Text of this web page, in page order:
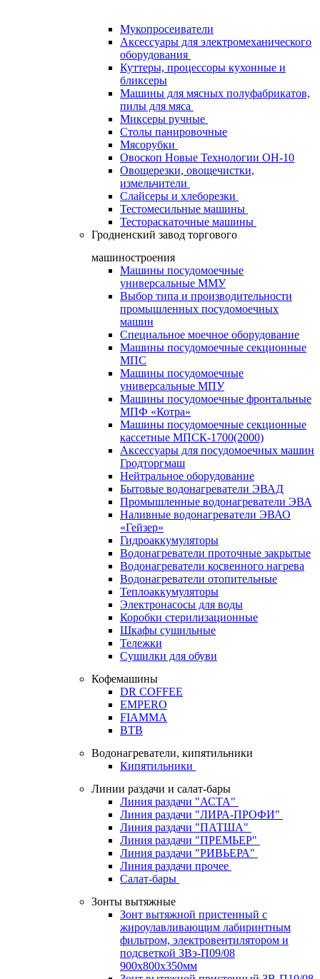
Мукопросеиватели
Аксессуары для электромеханического
оборудования
Куттеры, процессоры кухонные и
бликсеры
Машины для мясных полуфабрикатов,
пилы для мяса
Миксеры ручные
Столы панировочные
Мясорубки
Овоскоп Новые Технологии ОН-10
Овощерезки, овощечистки,
измельчители
Слайсеры и хлеборезки
Тестомесильные машины
Тестораскаточные машины
Гродненский завод торгового
машиностроения
Машины посудомоечные
универсальные ММУ
Выбор типа и производительности
промышленных посудомоечных
машин
Специальное моечное оборудование
Машины посудомоечные секционные
МПС
Машины посудомоечные
универсальные МПУ
Машины посудомоечные фронтальные
МПФ «Котра»
Машины посудомоечные секционные
кассетные МПСК-1700(2000)
Аксессуары для посудомоечных машин
Гродторгмаш
Нейтральное оборудование
Бытовые водонагреватели ЭВАД
Промышленные водонагреватели ЭВА
Наливные водонагреватели ЭВАО
«Гейзер»
Гидроаккумуляторы
Водонагреватели проточные закрытые
Водонагреватели косвенного нагрева
Водонагреватели отопительные
Теплоаккумуляторы
Электронасосы для воды
Коробки стерилизационные
Шкафы сушильные
Тележки
Сушилки для обуви
Кофемашины
DR COFFEE
EMPERO
FIAMMA
BTB
Водонагреватели, кипятильники
Кипятильники
Линии раздачи и салат-бары
Линия раздачи "АСТА"
Линия раздачи "ЛИРА-ПРОФИ"
Линия раздачи "ПАТША"
Линия раздачи "ПРЕМЬЕР"
Линия раздачи "РИВЬЕРА"
Линия раздачи прочее
Салат-бары
Зонты вытяжные
Зонт вытяжной пристенный с
жироулавливающим лабиринтным
фильтром, электровентилятором и
подсветкой ЗВэ-П09/08
900х800х350мм